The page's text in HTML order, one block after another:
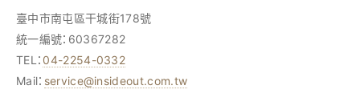
臺中市南屯區干城街178號
統一編號：60367282
TEL： 04-2254-0332
Mail： service@insideout.com.tw